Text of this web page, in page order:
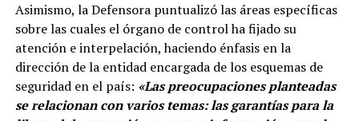
Asimismo, la Defensora puntualizó las áreas específicas
sobre las cuales el órgano de control ha fijado su
atención e interpelación, haciendo énfasis en la
dirección de la entidad encargada de los esquemas de
seguridad en el país: «Las preocupaciones planteadas
se relacionan con varios temas: las garantías para la